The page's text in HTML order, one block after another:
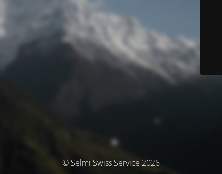
© Selmi Swiss Service 2026